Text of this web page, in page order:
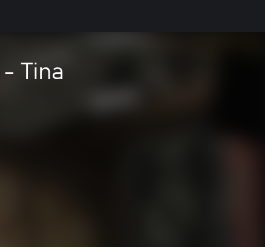
Tina